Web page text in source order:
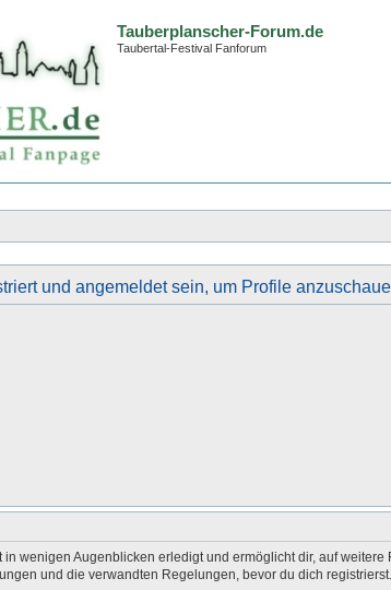
Tauberplanscher-Forum.de
Taubertal-Festival Fanforum
und angemeldet sein, um Profile
wenigen Augenblicken erledigt und ermöglicht dir, auf
und die verwandten Regelungen, bevor du dich